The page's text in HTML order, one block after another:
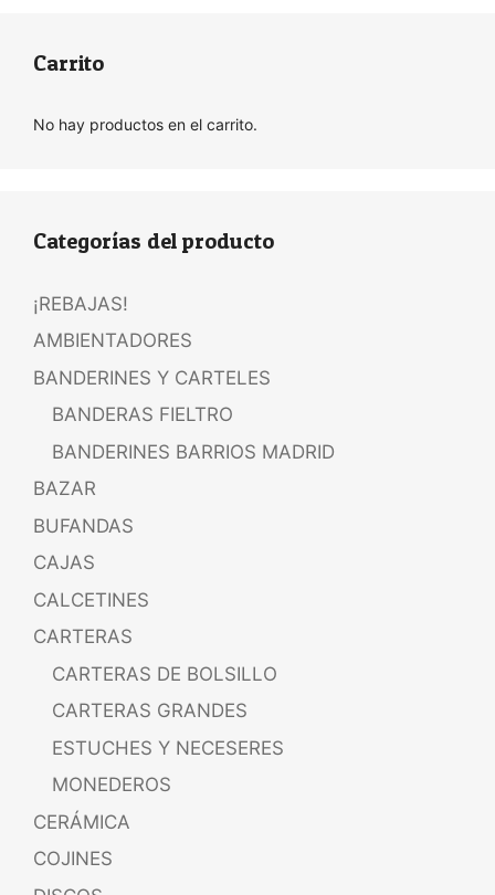
Carrito
No hay productos en el carrito.
Categorías del producto
¡REBAJAS!
AMBIENTADORES
BANDERINES Y CARTELES
BANDERAS FIELTRO
BANDERINES BARRIOS MADRID
BAZAR
BUFANDAS
CAJAS
CALCETINES
CARTERAS
CARTERAS DE BOLSILLO
CARTERAS GRANDES
ESTUCHES Y NECESERES
MONEDEROS
CERÁMICA
COJINES